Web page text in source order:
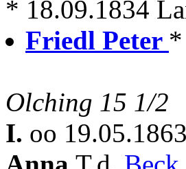
* 18.09.1834
Friedl Peter *
Olching 15 1/2
I. oo